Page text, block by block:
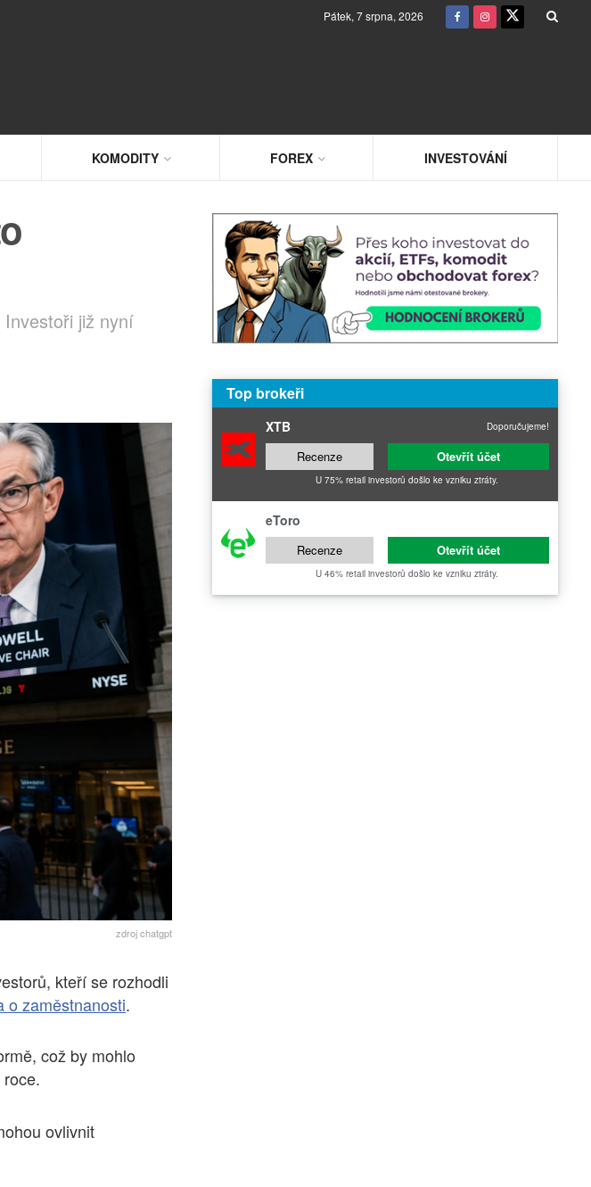
Pátek, 7 srpna, 2026
KOMODITY FOREX INVESTOVÁNÍ
již nyní
zdroj chatgpt
kteří se rozhodli
o zaměstnanosti.
což by mohlo
ovlivnit
Top brokeři
XTB Doporučujeme!
Recenze Otevřít účet
U 75% retail investorů došlo ke vzniku ztráty.
eToro
Recenze Otevřít účet
U 46% retail investorů došlo ke vzniku ztráty.